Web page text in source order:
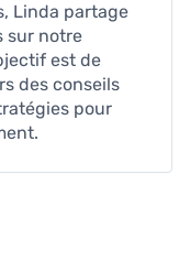
Linda partage
sur notre
est de
des conseils
pour